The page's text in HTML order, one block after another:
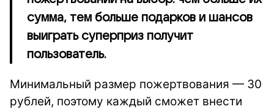
сумма, тем больше подарков и шансов
выиграть суперприз получит
пользователь.
Минимальный размер пожертвования — 30
рублей, поэтому каждый сможет внести